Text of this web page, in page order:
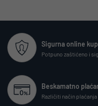
Sigurna online
Potpuno zaštićeno i
Beskamatno
Različiti način